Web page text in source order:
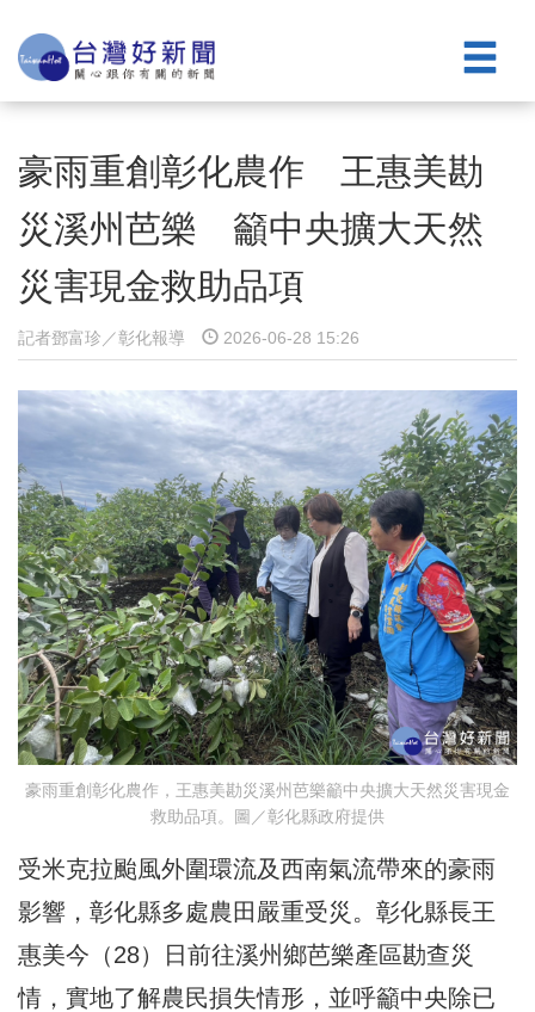
豪雨重創彰化農作 王惠美勘
災溪州芭樂 籲中央擴大天然
災害現金救助品項
記者鄧富珍／彰化報導 2026-06-28 15:26
豪雨重創彰化農作，王惠美勘災溪州芭樂籲中央擴大天然災害現金
救助品項。圖／彰化縣政府提供
受米克拉颱風外圍環流及西南氣流帶來的豪雨
影響，彰化縣多處農田嚴重受災。彰化縣長王
惠美今（28）日前往溪州鄉芭樂產區勘查災
情，實地了解農民損失情形，並呼籲中央除已